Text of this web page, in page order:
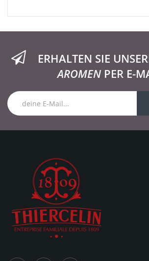
ERHALTEN SIE
AROMEN PER E-